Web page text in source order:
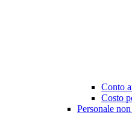
Conto
Costo
Personale